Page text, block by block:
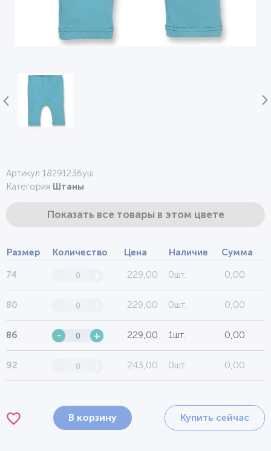
Артикул 1829123буш
Категория Штаны
Показать все товары в этом цвете
Размер Количество Цена Наличие Сумма
74 229,00 0шт. 0,00
80 229,00 0шт. 0,00
86 - + 229,00 1шт. 0,00
92 243,00 0шт. 0,00
В корзину Купить сейчас